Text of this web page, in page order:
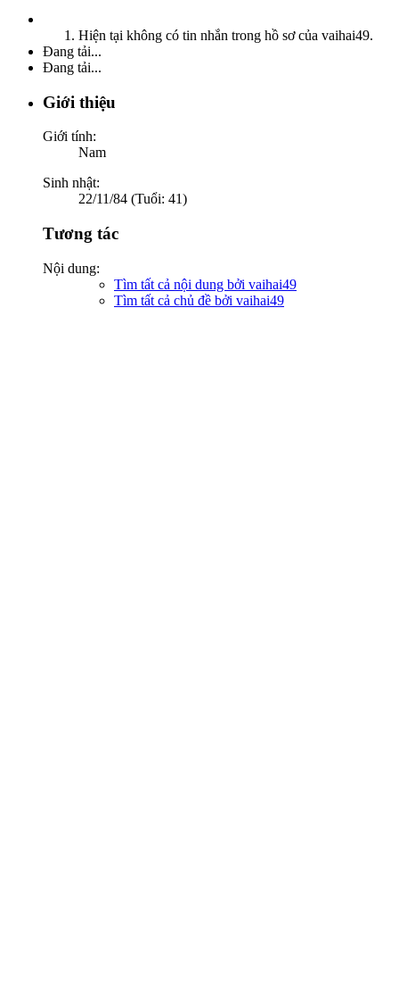
Hiện tại không có tin nhắn trong hồ sơ của vaihai49.
Đang tải...
Đang tải...
Giới thiệu
Giới tính:
Nam
Sinh nhật:
22/11/84 (Tuổi: 41)
Tương tác
Nội dung:
Tìm tất cả nội dung bởi vaihai49
Tìm tất cả chủ đề bởi vaihai49